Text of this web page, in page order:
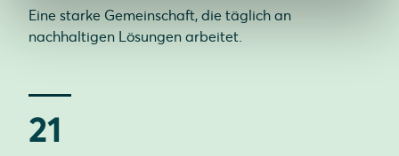
Eine starke Gemeinschaft, die täglich an
nachhaltigen Lösungen arbeitet.
21